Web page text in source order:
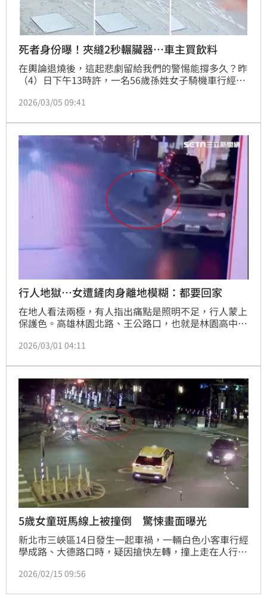
死者身份曝！夾縫2秒輾臟器…車主買飲料
在輿論退燒後，這起悲劇留給我們的警惕能撐多久？昨
（4）日下午13時許，一名56歲孫姓女子騎機車行經嘉
飲料違停佔據斑馬線和機慢車道，孫女被迫繞道、夾縫
場臟器外露身亡。據悉，孫女是保險業務員，這趟外出
要替客戶辦事。死者究竟是撞到違停車輛？還是大車勾
倒？肇事責任警方還要釐清。
2026/03/05 09:41
行人地獄…女遭鏟肉身離地模糊：都要回家
在地人看法兩極，有人指出痛點是照明不足，行人蒙上
保護色。高雄林園北路、王公路口，也就是林園高中校
劉姓男子左轉時，疑似視線死角，撞上正在過馬路的42
手腳擦挫傷，雙方都要回家，在這個路口，一個人帶
傷，一個人帶刑責。
2026/03/01 04:11
5歲女童斑馬線上被撞倒 驚悚畫面曝光
新北市三峽區14日發生一起車禍，一輛白色小客車行經
學成路、大德路口時，疑因搶快左轉，撞上走在人行穿
就診後無大礙，小客車駕駛肇事瞬間全被監視器拍下。
2026/02/15 09:56